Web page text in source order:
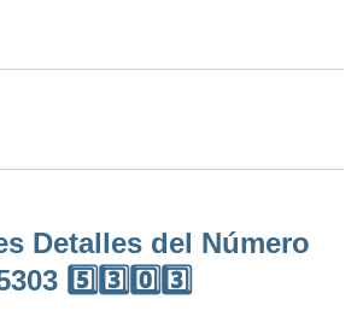
Detalles del Número
5️⃣3️⃣0️⃣3️⃣